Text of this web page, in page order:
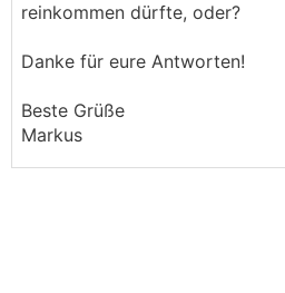
reinkommen dürfte, oder?
Danke für eure Antworten!
Beste Grüße
Markus